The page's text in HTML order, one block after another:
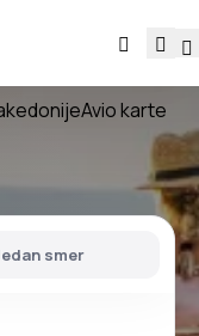
Avio karte
smer